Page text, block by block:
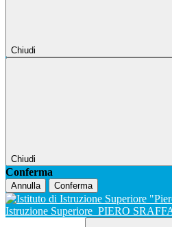
Chiudi
Chiudi
Conferma
Annulla Conferma
Istruzione Superiore PIERO